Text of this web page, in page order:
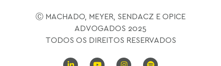
Ⓒ MACHADO, MEYER, SENDACZ E OPICE
ADVOGADOS 2025
TODOS OS DIREITOS RESERVADOS